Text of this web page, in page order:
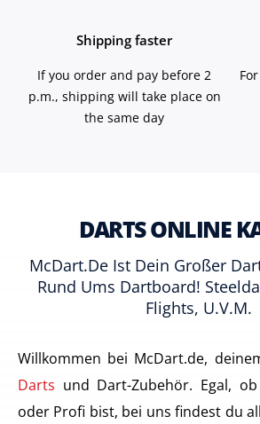
Shipping faster
If you order and pay before 2
p.m., shipping will take place on
the same day
DARTS ONLINE
McDart.de Ist Dein Großer
Rund Ums Dartboard!
Flights, U.v.m.
Willkommen bei McDart.de,
Darts und Dart-Zubehör. Egal,
oder Profi bist, bei uns findest du